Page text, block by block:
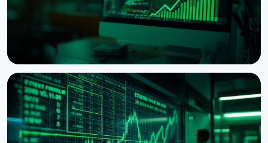
НОВИНА
Ethereum хоче обнулити винагороду за стейкінг,
коли застейкають половину монет
5 серпня 2026 р.6 хв читання